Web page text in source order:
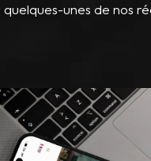
unes de nos